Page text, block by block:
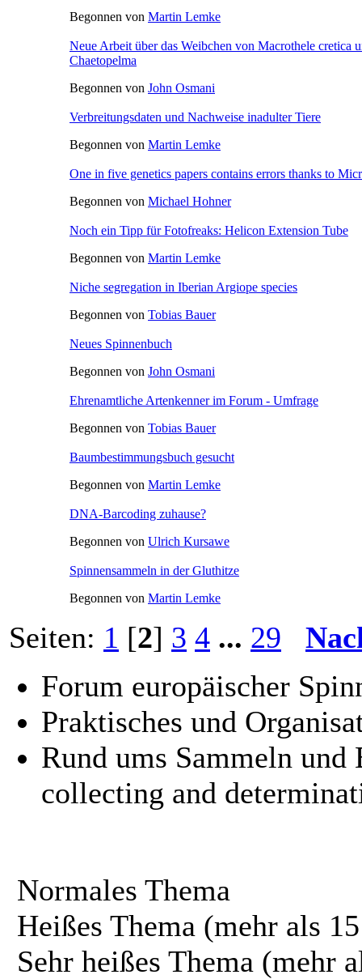
Begonnen von Martin Lemke
Neue Arbeit über das Weibchen von Macrothele cretica
Chaetopelma
Begonnen von John Osmani
Verbreitungsdaten und Nachweise inadulter Tiere
Begonnen von Martin Lemke
One in five genetics papers contains errors thanks to
Begonnen von Michael Hohner
Noch ein Tipp für Fotofreaks: Helicon Extension Tube
Begonnen von Martin Lemke
Niche segregation in Iberian Argiope species
Begonnen von Tobias Bauer
Neues Spinnenbuch
Begonnen von John Osmani
Ehrenamtliche Artenkenner im Forum - Umfrage
Begonnen von Tobias Bauer
Baumbestimmungsbuch gesucht
Begonnen von Martin Lemke
DNA-Barcoding zuhause?
Begonnen von Ulrich Kursawe
Spinnensammeln in der Gluthitze
Begonnen von Martin Lemke
Seiten: 1 [2] 3 4 ... 29
Forum europäischer
Praktisches und
Rund ums Sammeln
collecting and
Normales Thema
Heißes Thema (mehr als
Sehr heißes Thema (mehr